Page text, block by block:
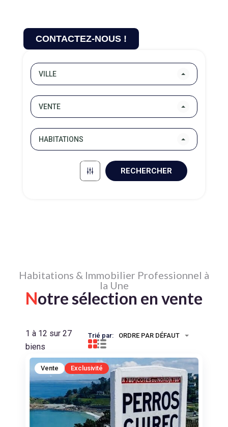
CONTACTEZ-NOUS !
VILLE
VENTE
HABITATIONS
RECHERCHER
Habitations & Immobilier Professionnel à
la Une
Notre sélection en vente
1 à 12 sur 27
biens
Trié par: ORDRE PAR DÉFAUT
Vente Exclusivité